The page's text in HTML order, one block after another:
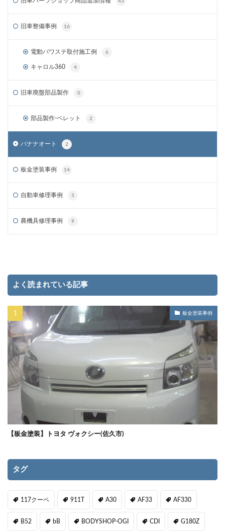
43
旧車整備事例 16
電動パワステ取付施工例 6
キャロル360 4
旧車廃盤部品製作 0
部品製作-ベレット 2
バナナオート 2
板金塗装事例 14
自動車修理事例 5
農機具修理事例 9
よく読まれている記事
板金塗装事例
【板金塗装】トヨタ ヴォクシー(佐久市)
タグ
117クーペ 911T A30 AF33 AF330
B52 bB BODYSHOP-OGI CDI G180Z